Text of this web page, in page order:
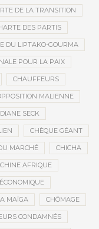
DE LA TRANSITION
DES PARTIS
DU LIPTAKO-GOURMA
POUR LA PAIX
CHAUFFEURS
MALIENNE
SECK
CHÈQUE GÉANT
MARCHÉ CHICHA
CHINE AFRIQUE
MAÏGA CHÔMAGE
CONDAMNÉS